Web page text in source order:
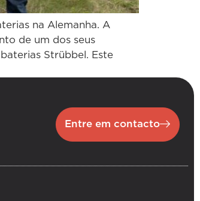
na Alemanha. A
de um dos seus
Strübbel. Este
Entre em contacto